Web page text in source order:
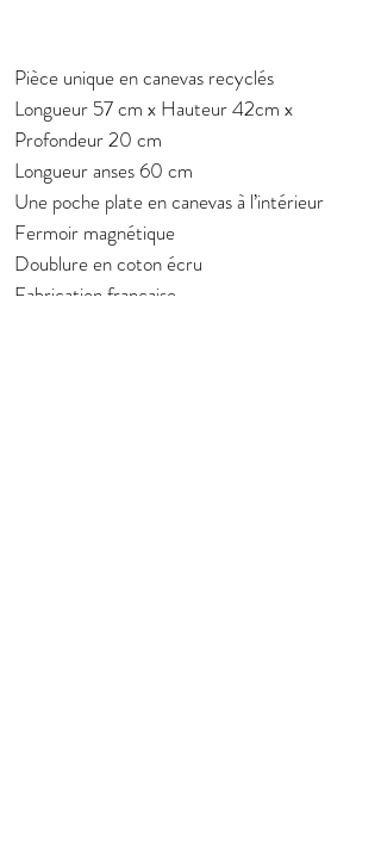
Pièce unique en canevas recyclés
Longueur 57 cm x Hauteur 42cm x
Profondeur 20 cm
Longueur anses 60 cm
Une poche plate en canevas à l’intérieur
Fermoir magnétique
Doublure en coton écru
Fabrication française